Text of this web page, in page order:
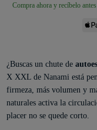
Compra ahora y recíbelo
¿Buscas un chute de
X XXL de Nanami está
firmeza, más volumen y
naturales activa la
placer no se quede corto.